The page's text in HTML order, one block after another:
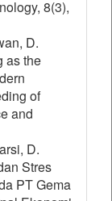
8(3),
D.
as the
of
and
D.
Stres
PT Gema